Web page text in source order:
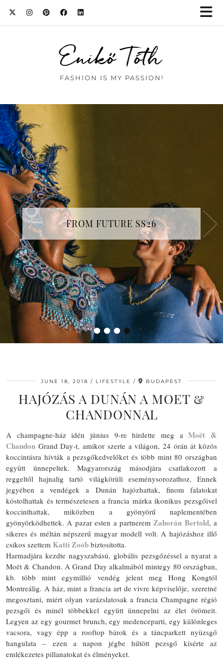
Enikő Tóth
FASHION IS MY PASSION!
••••
BAD BUNNY WORE EMMANUELLE
KHANH TO SCHIAPARELLI HAUTE
COUTURE FALL/WINTER 2026-2027
SHOW IN PARIS
FROM FUTURE SS26
JUNE 18, 2018 LIFESTYLE BUDAPEST
HAJÓZÁS A DUNÁN A MOET &
CHANDONNAL
A champagne-ház idén június 9-re hirdette meg aMoët &
Chandon Grand Day-t, amikor szerte a világon, 24 órán át közös
koccintásra hívták a pezsgőkedvelőket és több mint 80 országban
együtt ünnepeltek. Magyarország másodjára csatlakozott a
reggeltől hajnalig tartó világkörüli eseménysorozathoz. Ennek
jegyében a vendégek a Dunán hajózhattak, finom falatokat
kóstolhattak és természetesen a francia márka ikonikus pezsgőivel
koccinthattak, miközben a gyönyörű naplementében
gyönyörködhettek. A pazar esten a partneremZahorán Bertold, a
sikeres és méltán népszerű magyar modell volt. A hajózáshoz illő
csíkos szettem Katti Zoób biztosította.
Harmadjára kezdte nagyszabású, globális pezsgőzéssel a nyarat a
Moët & Chandon. A Grand Day alkalmából mintegy 80 országban,
kb. több mint egymillió vendég jelent meg Hong Kongtól
Montreálig. A ház, mint a francia art de vivre képviselője, szeretné
megosztani, miért olyan varázslatosak a francia Champagne régió
pezsgői és minél többekkel együtt ünnepelni az élet örömeit.
Legyen az egy gourmet brunch, egy medenceparti, egy különleges
vacsora, vagy épp a rooftop bárok és a táncparkett nyüzsgő
hangulata – ezen a napon jégbe hűtött pezsgő kísérte az
emlékezetes pillanatokat és élményeket.